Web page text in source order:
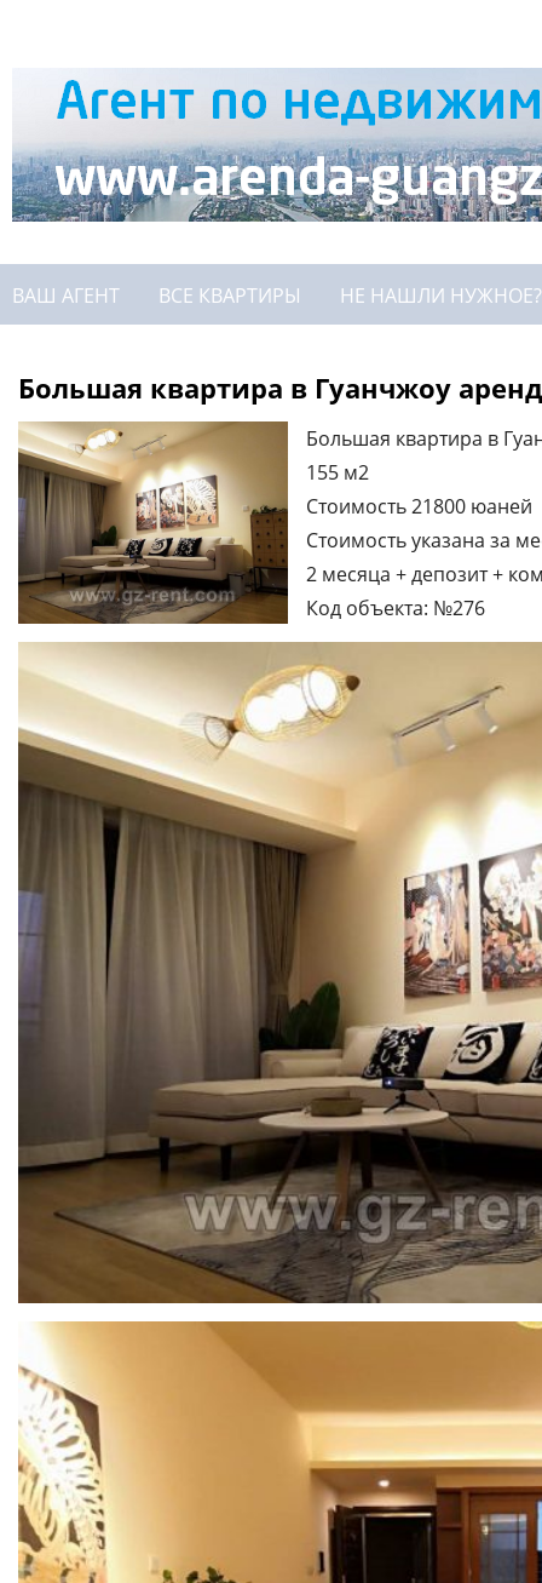
ВАШ АГЕНТ ВСЕ КВАРТИРЫ НЕ НАШЛИ НУЖНОЕ?
Большая квартира в Гуанчжоу
Большая квартира в
155 м2
Стоимость 21800 юаней
Стоимость указана за
2 месяца + депозит +
Код объекта: №276